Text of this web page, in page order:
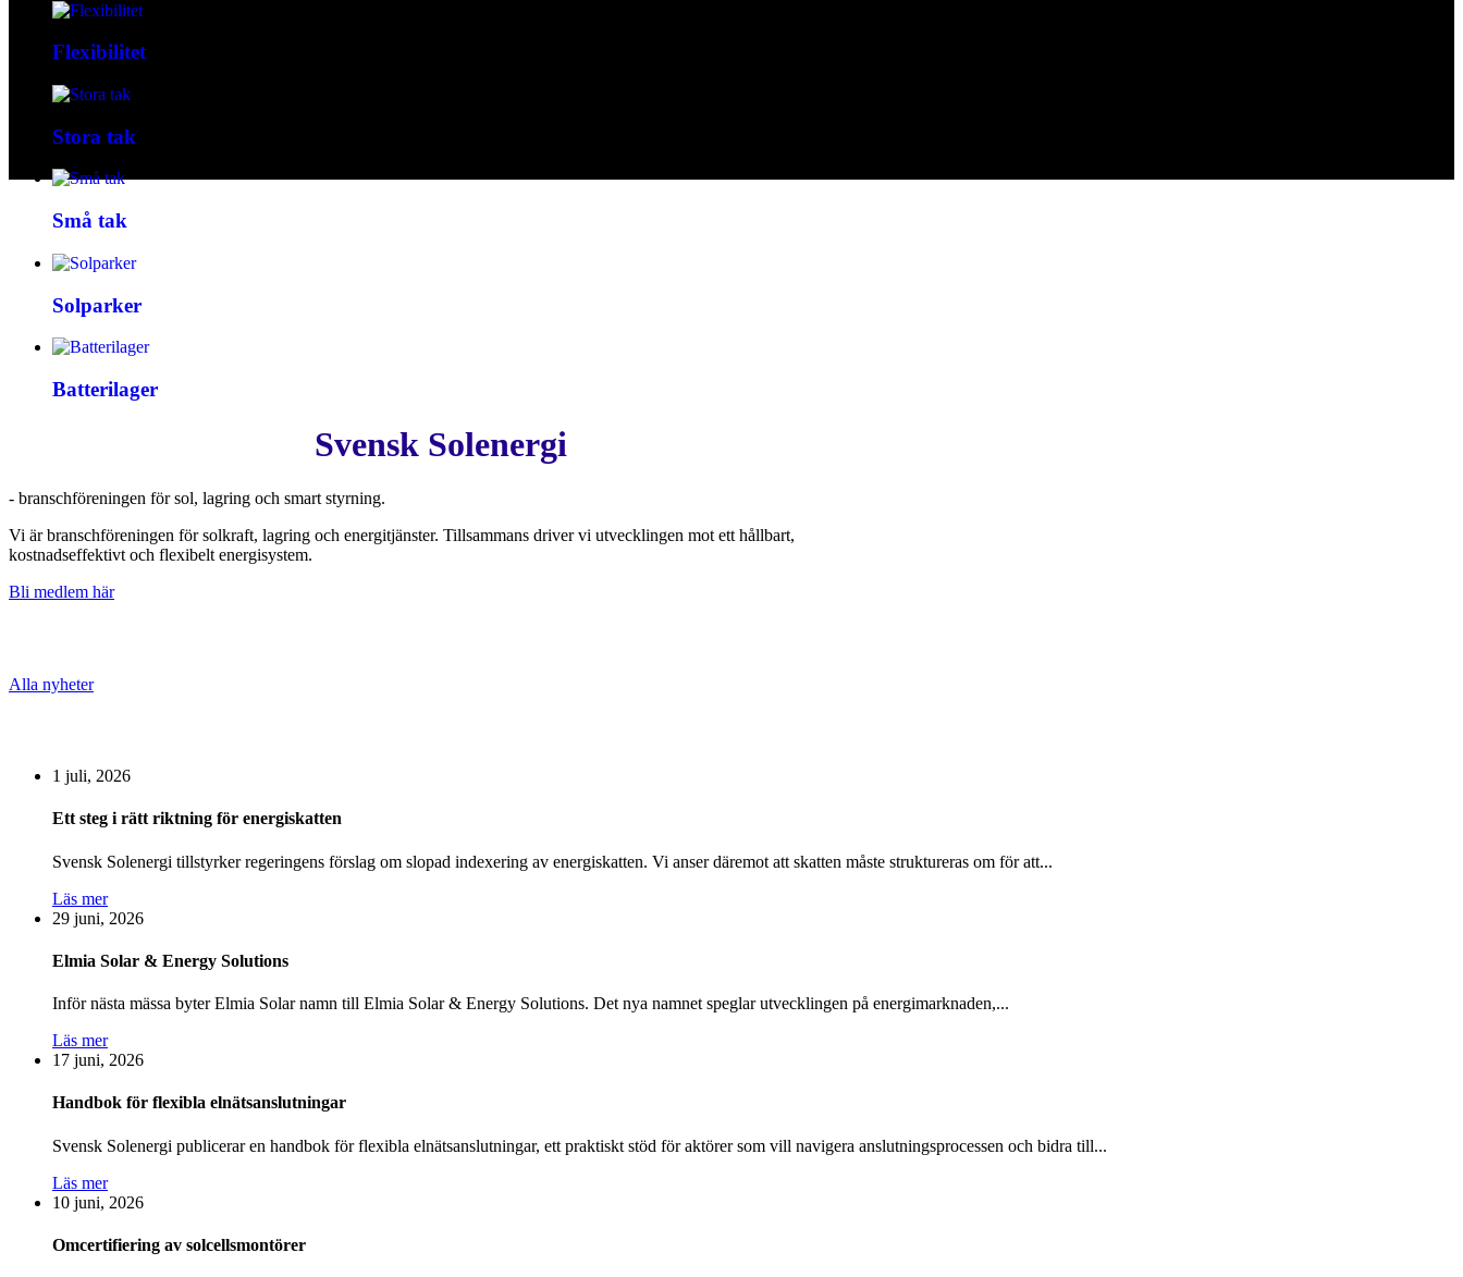
Flexibilitet
Stora tak
Små tak
Solparker
Batterilager
Svensk Solenergi
- branschföreningen för sol, lagring och smart styrning.
Vi är branschföreningen för solkraft, lagring och energitjänster. Tillsammans driver vi utvecklingen mot ett hållbart,
kostnadseffektivt och flexibelt energisystem.
Bli medlem här
Alla nyheter
1 juli, 2026
Ett steg i rätt riktning för energiskatten
Svensk Solenergi tillstyrker regeringens förslag om slopad indexering av energiskatten. Vi anser däremot att skatten måste struktureras om för att...
Läs mer
29 juni, 2026
Elmia Solar & Energy Solutions
Inför nästa mässa byter Elmia Solar namn till Elmia Solar & Energy Solutions. Det nya namnet speglar utvecklingen på energimarknaden,...
Läs mer
17 juni, 2026
Handbok för flexibla elnäts­anslutningar
Svensk Solenergi publicerar en handbok för flexibla elnätsanslutningar, ett praktiskt stöd för aktörer som vill navigera anslutningsprocessen och bidra till...
Läs mer
10 juni, 2026
Omcertifiering av solcellsmontörer